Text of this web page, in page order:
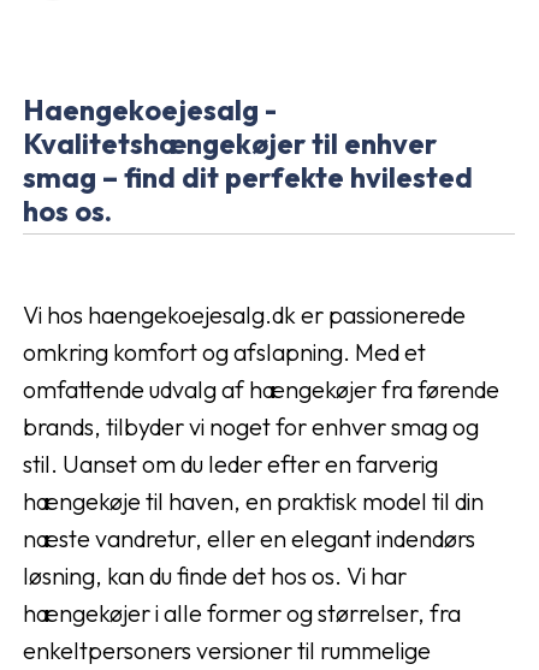
Haengekoejesalg -
Kvalitetshængekøjer til enhver
smag – find dit perfekte hvilested
hos os.
Vi hos haengekoejesalg.dk er passionerede
omkring komfort og afslapning. Med et
omfattende udvalg af hængekøjer fra førende
brands, tilbyder vi noget for enhver smag og
stil. Uanset om du leder efter en farverig
hængekøje til haven, en praktisk model til din
næste vandretur, eller en elegant indendørs
løsning, kan du finde det hos os. Vi har
hængekøjer i alle former og størrelser, fra
enkeltpersoners versioner til rummelige